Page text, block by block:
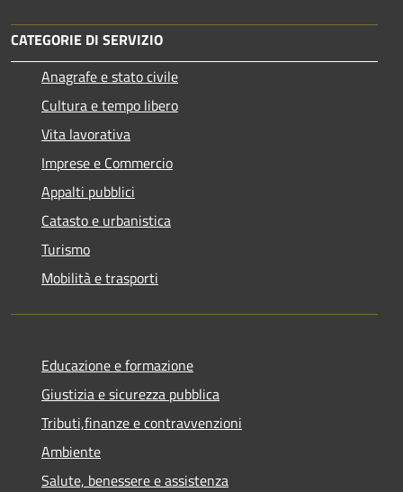
CATEGORIE DI SERVIZIO
Anagrafe e stato civile
Cultura e tempo libero
Vita lavorativa
Imprese e Commercio
Appalti pubblici
Catasto e urbanistica
Turismo
Mobilità e trasporti
Educazione e formazione
Giustizia e sicurezza pubblica
Tributi,finanze e contravvenzioni
Ambiente
Salute, benessere e assistenza